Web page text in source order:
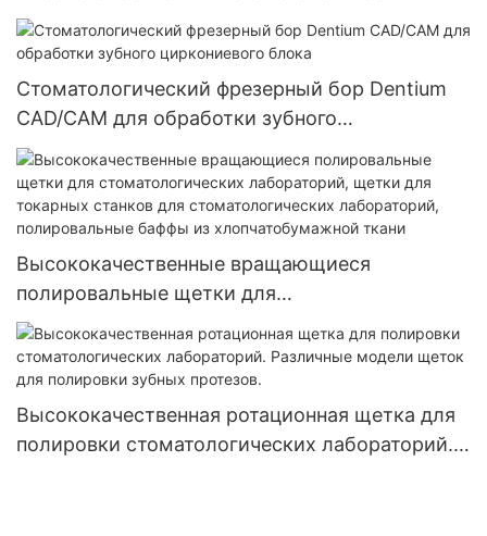
материал с полным покрытием,
стоматологический лабораторный диск,
стоматологический абразивный отрезной
диск
Стоматологический фрезерный бор Dentium
CAD/CAM для обработки зубного
циркониевого блока
Высококачественные вращающиеся
полировальные щетки для
стоматологических лабораторий, щетки для
токарных станков для стоматологических
лабораторий, полировальные баффы из
хлопчатобумажной ткани
Высококачественная ротационная щетка для
полировки стоматологических лабораторий.